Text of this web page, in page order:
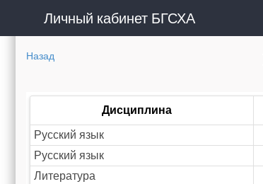
Личный кабинет БГСХА
Назад
Дисциплина
Русский язык
Русский язык
Литература